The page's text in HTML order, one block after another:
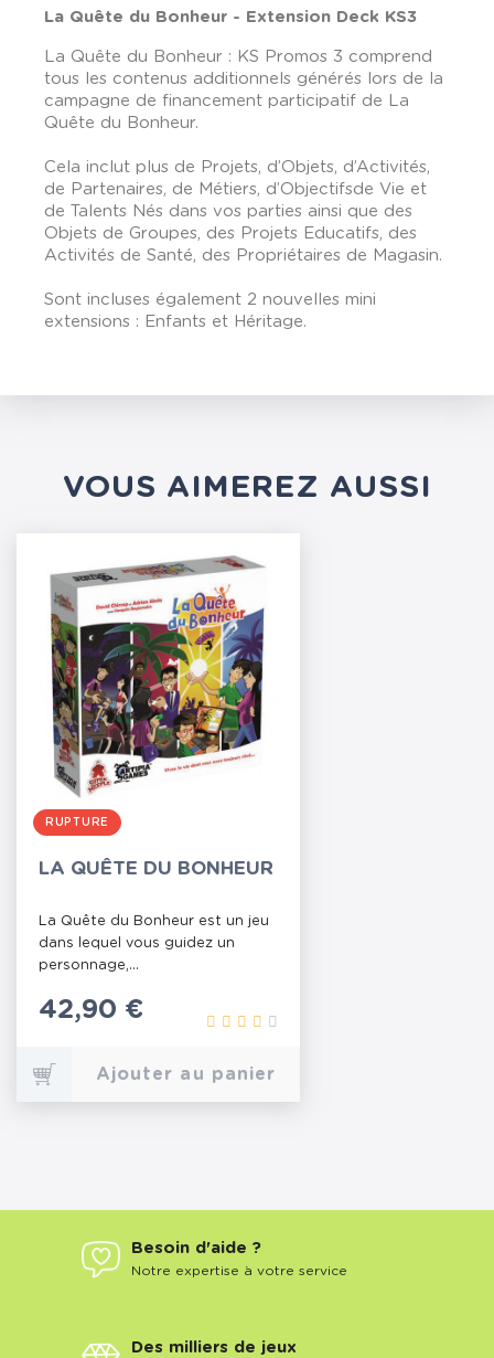
La Quête du Bonheur - Extension Deck KS3
La Quête du Bonheur : KS Promos 3 comprend
tous les contenus additionnels générés lors de la
campagne de financement participatif de La
Quête du Bonheur.
Cela inclut plus de Projets, d’Objets, d’Activités,
de Partenaires, de Métiers, d’Objectifsde Vie et
de Talents Nés dans vos parties ainsi que des
Objets de Groupes, des Projets Educatifs, des
Activités de Santé, des Propriétaires de Magasin.
Sont incluses également 2 nouvelles mini
extensions : Enfants et Héritage.
VOUS AIMEREZ AUSSI
RUPTURE
LA QUÊTE DU BONHEUR
La Quête du Bonheur est un jeu
dans lequel vous guidez un
personnage,...
Prix
42,90 €
Ajouter au panier
Besoin d'aide ?
Notre expertise à votre service
Des milliers de jeux